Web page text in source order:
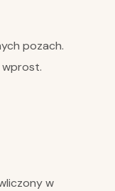
pozach.
wprost.
w